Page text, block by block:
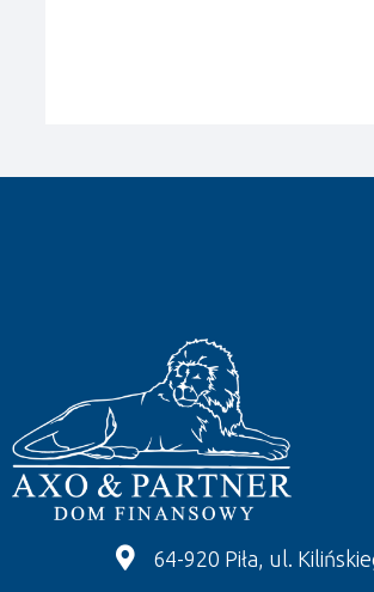
64-920 Piła, ul.